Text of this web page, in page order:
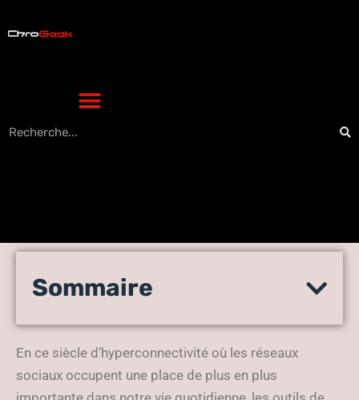
High-Tech : faites-vous
sur Messenger
Sommaire
En ce siècle d’hyperconnectivité où les réseaux
sociaux occupent une place de plus en plus